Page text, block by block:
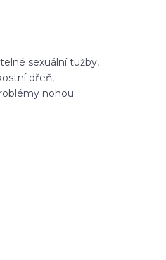
sexuální tužby,
dřeň,
nohou.